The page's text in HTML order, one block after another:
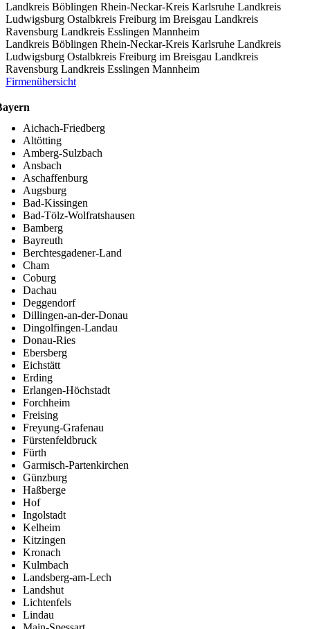
Landkreis Böblingen Rhein-Neckar-Kreis Karlsruhe Landkreis
Ludwigsburg Ostalbkreis Freiburg im Breisgau Landkreis
Ravensburg Landkreis Esslingen Mannheim
Landkreis Böblingen Rhein-Neckar-Kreis Karlsruhe Landkreis
Ludwigsburg Ostalbkreis Freiburg im Breisgau Landkreis
Ravensburg Landkreis Esslingen Mannheim
Firmenübersicht
Aichach-Friedberg
Altötting
Amberg-Sulzbach
Ansbach
Aschaffenburg
Augsburg
Bad-Kissingen
Bad-Tölz-Wolfratshausen
Bamberg
Bayreuth
Berchtesgadener-Land
Cham
Coburg
Dachau
Deggendorf
Dillingen-an-der-Donau
Dingolfingen-Landau
Donau-Ries
Ebersberg
Eichstätt
Erding
Erlangen-Höchstadt
Forchheim
Freising
Freyung-Grafenau
Fürstenfeldbruck
Fürth
Garmisch-Partenkirchen
Günzburg
Haßberge
Hof
Ingolstadt
Kelheim
Kitzingen
Kronach
Kulmbach
Landsberg-am-Lech
Landshut
Lichtenfels
Lindau